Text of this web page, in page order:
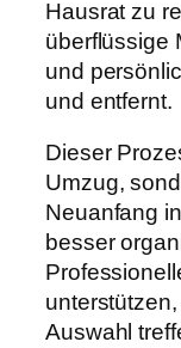
Hausrat zu
überflüssige
und
und entfernt.
Dieser
Umzug,
Neuanfang
besser
Auswahl